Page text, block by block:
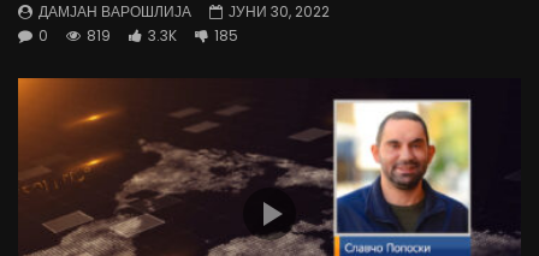
ДАМЈАН ВАРОШЛИЈА
ЈУНИ 30, 2022
0
819 3.3K 185